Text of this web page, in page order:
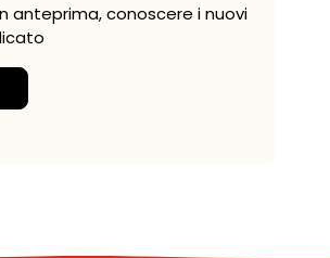
anteprima, conoscere i nuovi